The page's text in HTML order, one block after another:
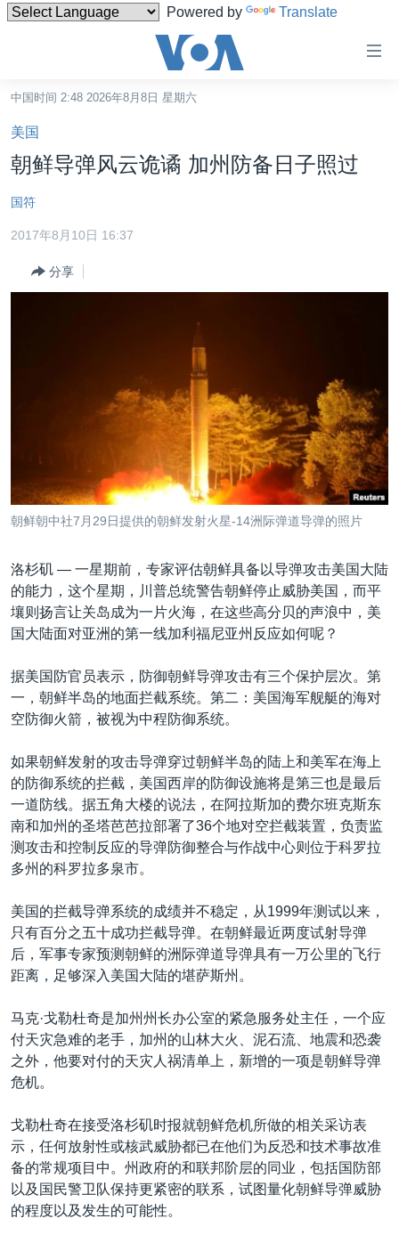
Powered by Translate
碍
链
接
跳
转
内
中国
台湾
港澳
国际
全球议题
科教·文娱·体健
环境
美国建国250周年
美国之音专访
重要讲话与声明
台海两岸关系
关注西藏
关注新疆
GEN Z 看美国
中文广播
关注我们
其他语言网站
中国时间 2:48 2026年8月8日 星期六
美国
朝鲜导弹风云诡谲 加州防备日子照过
国符
2017年8月10日 16:37
分享
朝鲜朝中社7月29日提供的朝鲜发射火星-14洲际弹道导弹的照片
洛杉矶 — 一星期前，专家评估朝鲜具备以导弹攻击美国大陆
的能力，这个星期，川普总统警告朝鲜停止威胁美国，而平
壤则扬言让关岛成为一片火海，在这些高分贝的声浪中，美
国大陆面对亚洲的第一线加利福尼亚州反应如何呢？
据美国防官员表示，防御朝鲜导弹攻击有三个保护层次。第
一，朝鲜半岛的地面拦截系统。第二：美国海军舰艇的海对
空防御火箭，被视为中程防御系统。
如果朝鲜发射的攻击导弹穿过朝鲜半岛的陆上和美军在海上
的防御系统的拦截，美国西岸的防御设施将是第三也是最后
一道防线。据五角大楼的说法，在阿拉斯加的费尔班克斯东
南和加州的圣塔芭芭拉部署了36个地对空拦截装置，负责监
测攻击和控制反应的导弹防御整合与作战中心则位于科罗拉
多州的科罗拉多泉市。
美国的拦截导弹系统的成绩并不稳定，从1999年测试以来，
只有百分之五十成功拦截导弹。在朝鲜最近两度试射导弹
后，军事专家预测朝鲜的洲际弹道导弹具有一万公里的飞行
距离，足够深入美国大陆的堪萨斯州。
马克·戈勒杜奇是加州州长办公室的紧急服务处主任，一个应
付天灾急难的老手，加州的山林大火、泥石流、地震和恐袭
之外，他要对付的天灾人祸清单上，新增的一项是朝鲜导弹
危机。
戈勒杜奇在接受洛杉矶时报就朝鲜危机所做的相关采访表
示，任何放射性或核武威胁都已在他们为反恐和技术事故准
备的常规项目中。州政府的和联邦阶层的同业，包括国防部
以及国民警卫队保持更紧密的联系，试图量化朝鲜导弹威胁
的程度以及发生的可能性。